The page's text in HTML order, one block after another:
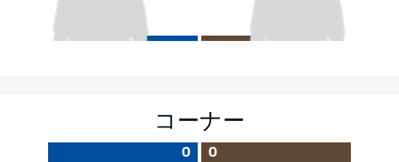
コーナー
0 0